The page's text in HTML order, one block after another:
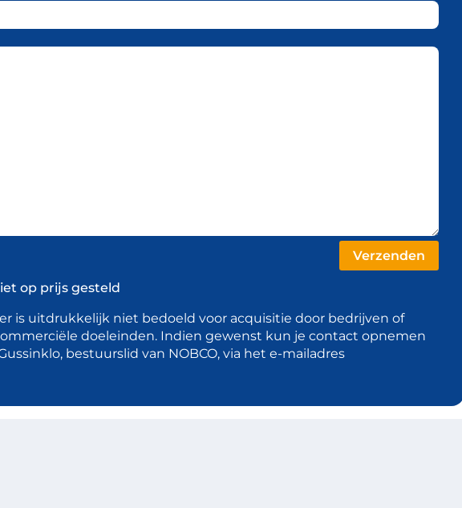
op prijs gesteld
is uitdrukkelijk niet bedoeld voor acquisitie door bedrijven of
doeleinden. Indien gewenst kun je contact opnemen
bestuurslid van NOBCO, via het e-mailadres